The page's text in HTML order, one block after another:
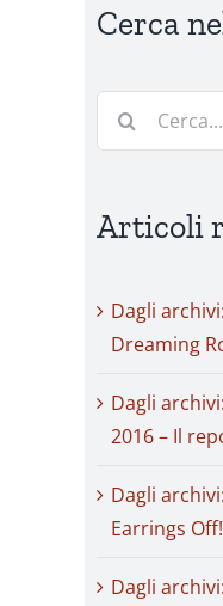
Cerca
Cerca
Articoli
Dagli
Dreaming
Dagli
2016 – Il
Dagli
Earrings Off!
Dagli